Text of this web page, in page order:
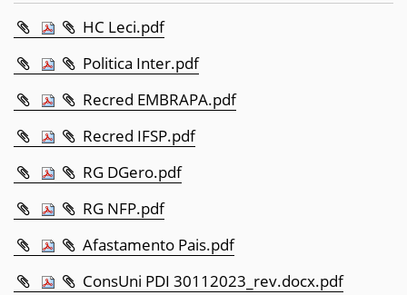
HC Leci.pdf
Politica Inter.pdf
Recred EMBRAPA.pdf
Recred IFSP.pdf
RG DGero.pdf
RG NFP.pdf
Afastamento Pais.pdf
ConsUni PDI 30112023_rev.docx.pdf